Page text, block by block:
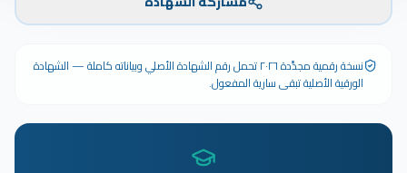
نسخة رقمية مجدَّدة ٢٠٢٦ تحمل رقم الشهادة الأصلي وبياناته كاملة — الشهادة
الورقية الأصلية تبقى سارية المفعول.